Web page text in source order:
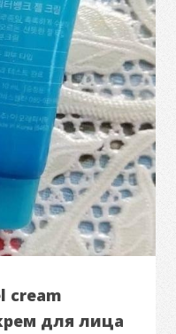
cream
для лица